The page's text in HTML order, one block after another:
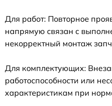
Для работ: Повторное
напрямую связан с
некорректный монтаж
Для комплектующих:
работоспособности или
характеристикам при